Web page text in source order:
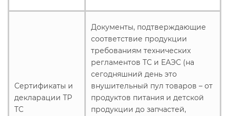
Сертификаты и
декларации ТР
ТС
Документы, подтверждающие
соответствие продукции
требованиям технических
регламентов ТС и ЕАЭС (на
сегодняшний день это
внушительный пул товаров – от
продуктов питания и детской
продукции до запчастей,